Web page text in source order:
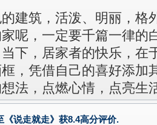
建筑，活泼、明丽，格
呢，一定要千篇一律的
下，居家者的快乐，在
，凭借自己的喜好添加
法，点燃心情，点亮生
说走就走》获8.4高分评价.